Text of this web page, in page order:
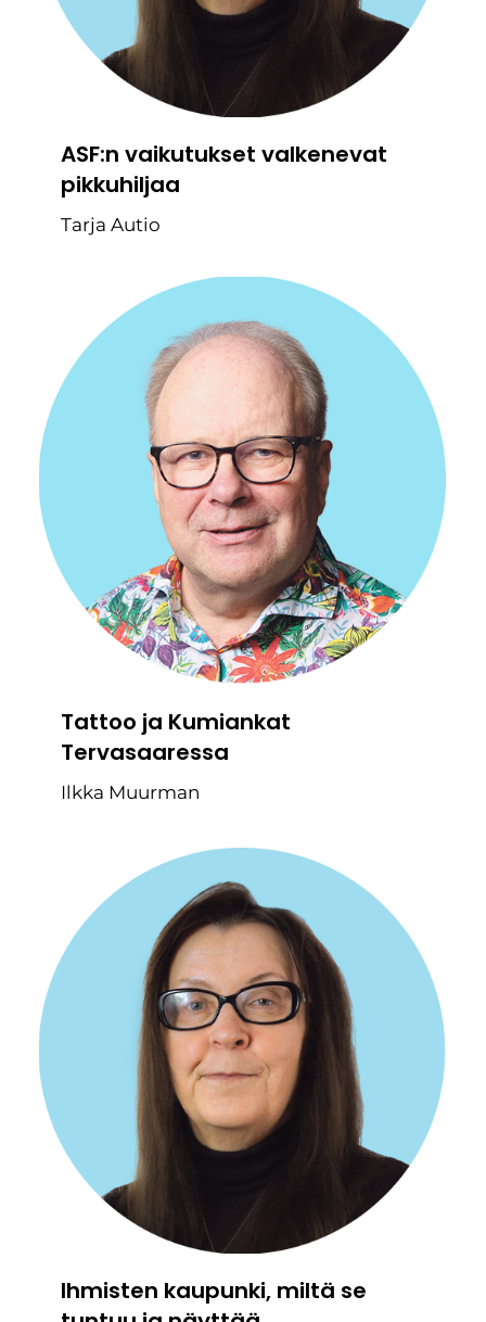
ASF:n vaikutukset valkenevat
pikkuhiljaa
Tarja Autio
Tattoo ja Kumiankat
Tervasaaressa
Ilkka Muurman
Ihmisten kaupunki, miltä se